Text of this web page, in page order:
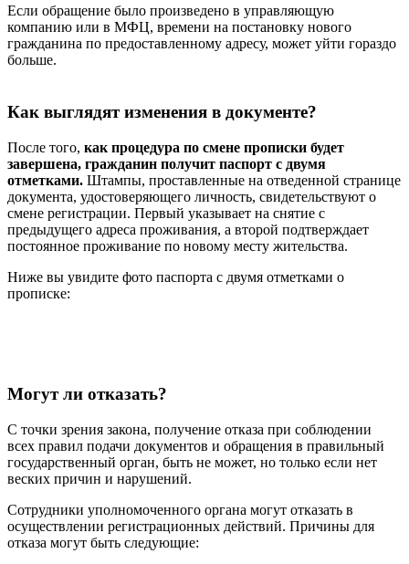
Если обращение было произведено в управляющую
компанию или в МФЦ, времени на постановку нового
гражданина по предоставленному адресу, может уйти гораздо
больше.
Как выглядят изменения в документе?
После того, как процедура по смене прописки будет
завершена, гражданин получит паспорт с двумя
отметками. Штампы, проставленные на отведенной странице
документа, удостоверяющего личность, свидетельствуют о
смене регистрации. Первый указывает на снятие с
предыдущего адреса проживания, а второй подтверждает
постоянное проживание по новому месту жительства.
Ниже вы увидите фото паспорта с двумя отметками о
прописке:
Могут ли отказать?
С точки зрения закона, получение отказа при соблюдении
всех правил подачи документов и обращения в правильный
государственный орган, быть не может, но только если нет
веских причин и нарушений.
Сотрудники уполномоченного органа могут отказать в
осуществлении регистрационных действий. Причины для
отказа могут быть следующие: